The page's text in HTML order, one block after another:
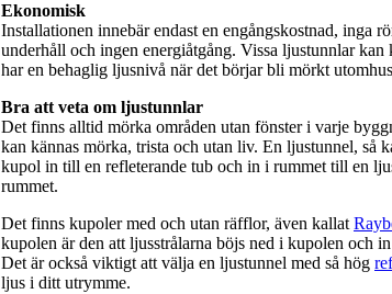
Ekonomisk
Installationen innebär endast en engångskostnad, inga
underhåll och ingen energiåtgång. Vissa ljustunnlar
har en behaglig ljusnivå när det börjar bli mörkt
Bra att veta om ljustunnlar
Det finns alltid mörka områden utan fönster i varje
kan kännas mörka, trista och utan liv. En ljustunnel, så
kupol in till en refleterande tub och in i rummet till en
rummet.
Det finns kupoler med och utan räfflor, även kallat
kupolen är den att ljusstrålarna böjs ned i kupolen och
Det är också viktigt att välja en ljustunnel med så hög
ljus i ditt utrymme.